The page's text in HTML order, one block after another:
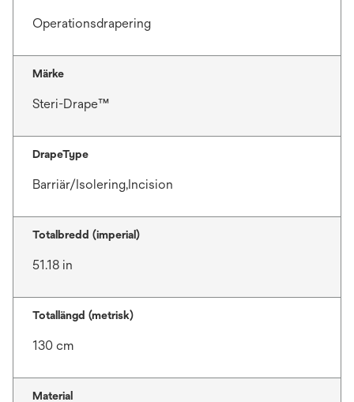
Operationsdrapering
Märke
Steri-Drape™
DrapeType
Barriär/Isolering,Incision
Totalbredd (imperial)
51.18 in
Totallängd (metrisk)
130 cm
Material